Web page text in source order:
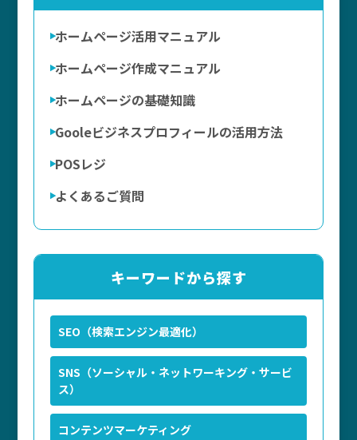
ホームページ活用マニュアル
ホームページ作成マニュアル
ホームページの基礎知識
Gooleビジネスプロフィールの活用方法
POSレジ
よくあるご質問
キーワードから探す
SEO（検索エンジン最適化）
SNS（ソーシャル・ネットワーキング・サービ
ス）
コンテンツマーケティング